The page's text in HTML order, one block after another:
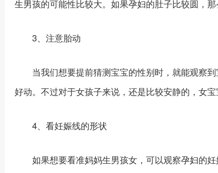
生男孩的可能性比较大。如果孕妇的肚子比较圆，
3、注意胎动
当我们想要提前猜测宝宝的性别时，就能观察到
好动。不过对于女孩子来说，还是比较安静的，女
4、看妊娠线的形状
如果想要看准妈妈生男孩女，可以观察孕妇的妊